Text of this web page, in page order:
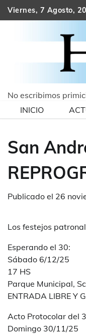
Skip
to
Viernes, 7 Agosto,
No escribimos
INICIO
San
Publicado el 26
Los festejos
Esperando el 30:
Sábado 6/12/25
17 HS
Parque Municipal,
ENTRADA LIBRE Y
Acto Protocolar del
Domingo 30/11/25